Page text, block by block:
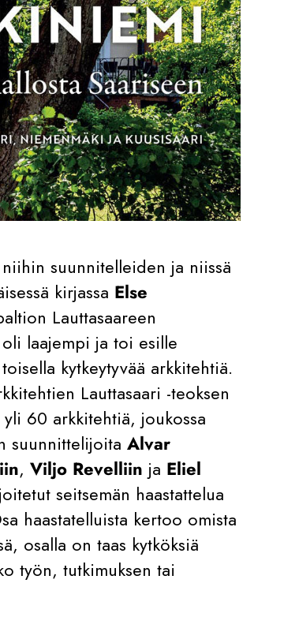
suunnitelleiden ja niissä
kirjassa Else
Lauttasaareen
laajempi ja toi esille
kytkeytyvää arkkitehtiä.
Lauttasaari -teoksen
60 arkkitehtiä, joukossa
suunnittelijoita Alvar
, Viljo Revelliin ja Eliel
seitsemän haastattelua
haastatelluista kertoo omista
osalla on taas kytköksiä
työn, tutkimuksen tai